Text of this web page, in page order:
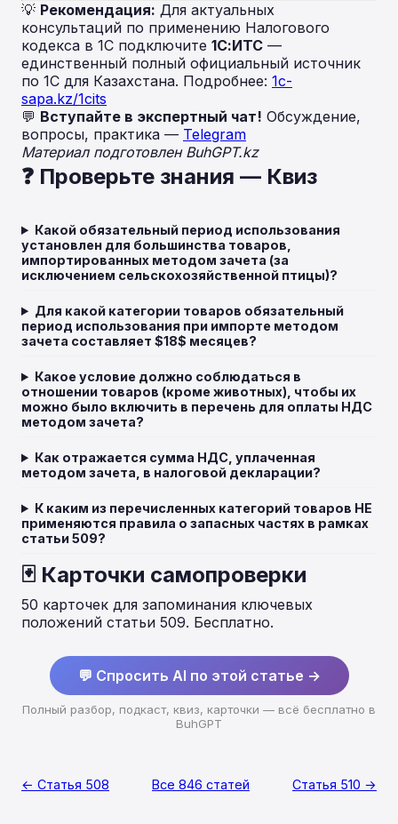
💡 Рекомендация: Для актуальных
консультаций по применению Налогового
кодекса в 1С подключите 1С:ИТС —
единственный полный официальный источник
по 1С для Казахстана. Подробнее: 1c-
sapa.kz/1cits
💬 Вступайте в экспертный чат! Обсуждение,
вопросы, практика — Telegram
Материал подготовлен BuhGPT.kz
❓ Проверьте знания — Квиз
Какой обязательный период использования
установлен для большинства товаров,
импортированных методом зачета (за
исключением сельскохозяйственной птицы)?
Для какой категории товаров обязательный
период использования при импорте методом
зачета составляет $18$ месяцев?
Какое условие должно соблюдаться в
отношении товаров (кроме животных), чтобы их
можно было включить в перечень для оплаты НДС
методом зачета?
Как отражается сумма НДС, уплаченная
методом зачета, в налоговой декларации?
К каким из перечисленных категорий товаров НЕ
применяются правила о запасных частях в рамках
статьи 509?
🃏 Карточки самопроверки
50 карточек для запоминания ключевых
положений статьи 509. Бесплатно.
💬 Спросить AI по этой статье →
Полный разбор, подкаст, квиз, карточки — всё бесплатно в
BuhGPT
← Статья 508 Все 846 статей Статья 510 →